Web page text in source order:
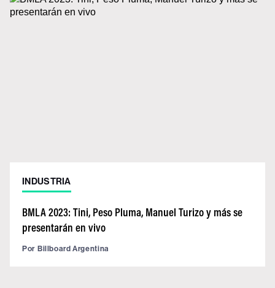
INDUSTRIA
BMLA 2023: Tini, Peso Pluma, Manuel Turizo y más se
presentarán en vivo
Por Billboard Argentina